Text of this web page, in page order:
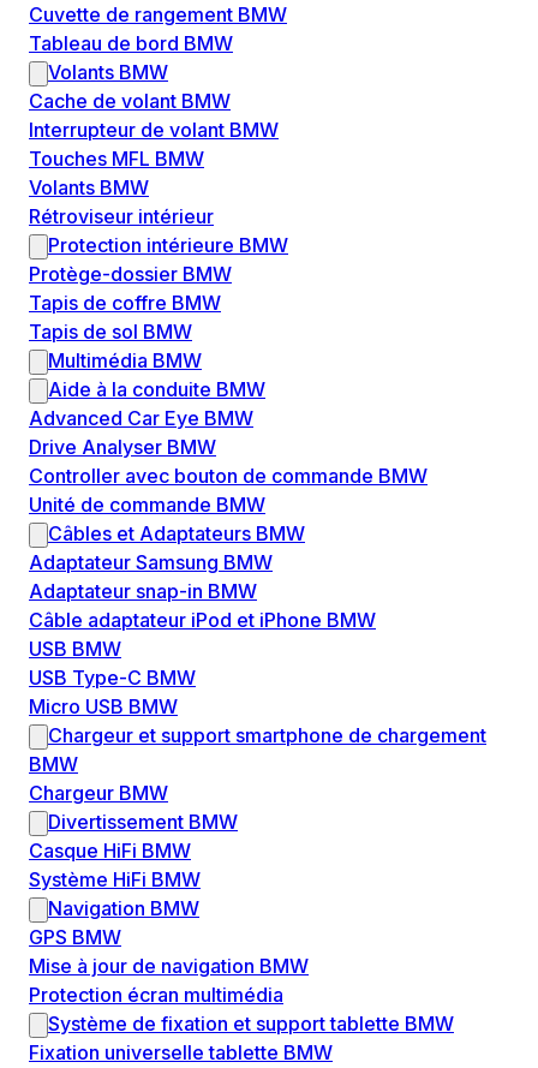
Cuvette de rangement BMW
Tableau de bord BMW
Volants BMW
Cache de volant BMW
Interrupteur de volant BMW
Touches MFL BMW
Volants BMW
Rétroviseur intérieur
Protection intérieure BMW
Protège-dossier BMW
Tapis de coffre BMW
Tapis de sol BMW
Multimédia BMW
Aide à la conduite BMW
Advanced Car Eye BMW
Drive Analyser BMW
Controller avec bouton de commande BMW
Unité de commande BMW
Câbles et Adaptateurs BMW
Adaptateur Samsung BMW
Adaptateur snap-in BMW
Câble adaptateur iPod et iPhone BMW
USB BMW
USB Type-C BMW
Micro USB BMW
Chargeur et support smartphone de chargement
BMW
Chargeur BMW
Divertissement BMW
Casque HiFi BMW
Système HiFi BMW
Navigation BMW
GPS BMW
Mise à jour de navigation BMW
Protection écran multimédia
Système de fixation et support tablette BMW
Fixation universelle tablette BMW